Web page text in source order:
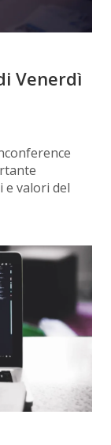
Venerdì
e valori del